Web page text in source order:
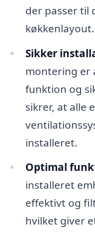
der passer til
køkkenlayout.
Sikker
montering er
funktion og
sikrer, at alle
installeret.
Optimal
installeret
effektivt og
hvilket giver